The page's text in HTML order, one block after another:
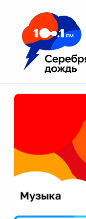
Москва 100.1 FM
Апатиты
Екатеринбург
Калининград
Калуга